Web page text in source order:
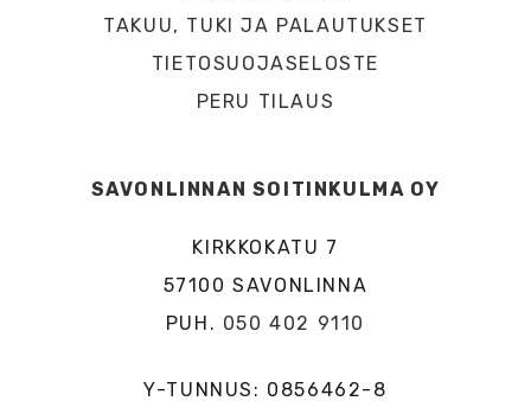
TAKUU, TUKI JA PALAUTUKSET
TIETOSUOJASELOSTE
PERU TILAUS
SAVONLINNAN SOITINKULMA OY
KIRKKOKATU 7
57100 SAVONLINNA
PUH. 050 402 9110
Y-TUNNUS: 0856462-8